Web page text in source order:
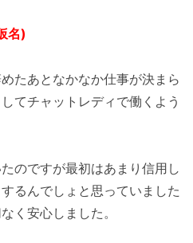
名)
たあとなかなか仕事が決まら
てチャットレディで働くよう
のですが最初はあまり信用し
るんでしょと思っていました
く安心しました。